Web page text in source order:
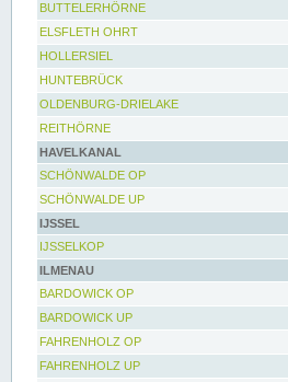
BUTTELERHÖRNE
ELSFLETH OHRT
HOLLERSIEL
HUNTEBRÜCK
OLDENBURG-DRIELAKE
REITHÖRNE
HAVELKANAL
SCHÖNWALDE OP
SCHÖNWALDE UP
IJSSEL
IJSSELKOP
ILMENAU
BARDOWICK OP
BARDOWICK UP
FAHRENHOLZ OP
FAHRENHOLZ UP